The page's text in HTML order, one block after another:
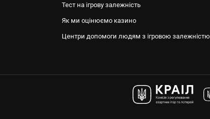
Тест на ігрову залежність
Як ми оцінюємо казино
Центри допомоги людям з ігровою залежністю